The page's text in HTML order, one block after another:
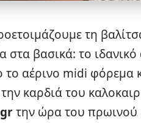
τη
στα βασικά: το ιδανικό
το αέρινο midi φόρεμα
καρδιά του
την ώρα του